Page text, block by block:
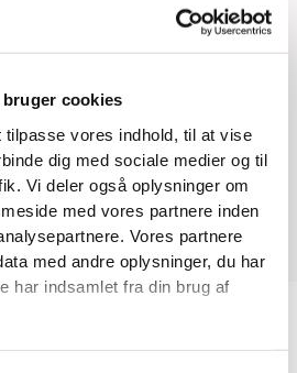
cookies
vores indhold, til at vise
dig med sociale medier og til
Vi deler også oplysninger om
med vores partnere inden
Vores partnere
med andre oplysninger, du har
har indsamlet fra din brug af
lederskab inden for
af nysgerrighed,
at vandforskning og -
talent, inspirerer
solid kompetencepipeline for
i: